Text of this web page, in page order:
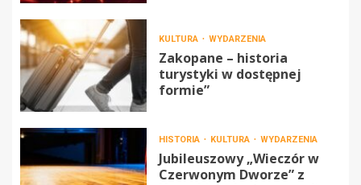
KULTURA WYDARZENIA
Zakopane – historia
turystyki w dostępnej
formie”
HISTORIA KULTURA WYDARZENIA
Jubileuszowy „Wieczór w
Czerwonym Dworze” z